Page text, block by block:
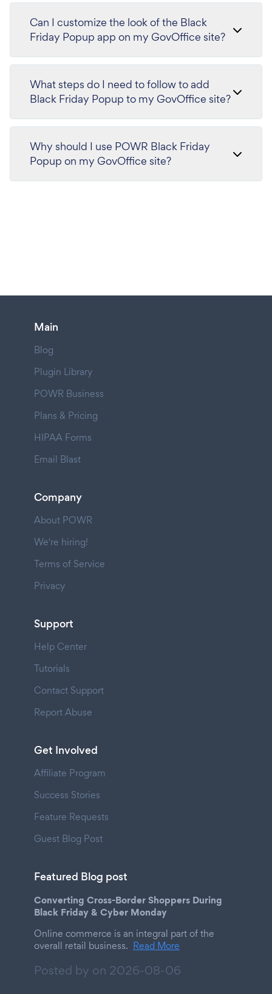
Can I customize the look of the Black
Friday Popup app on my GovOffice site?
What steps do I need to follow to add
Black Friday Popup to my GovOffice site?
Why should I use POWR Black Friday
Popup on my GovOffice site?
Main
Blog
Plugin Library
POWR Business
Plans & Pricing
HIPAA Forms
Email Blast
Company
About POWR
We're hiring!
Terms of Service
Privacy
Support
Help Center
Tutorials
Contact Support
Report Abuse
Get Involved
Affiliate Program
Success Stories
Feature Requests
Guest Blog Post
Featured Blog post
Converting Cross-Border Shoppers During
Black Friday & Cyber Monday
Online commerce is an integral part of the
overall retail business. Read More
Posted by on 2026-08-06